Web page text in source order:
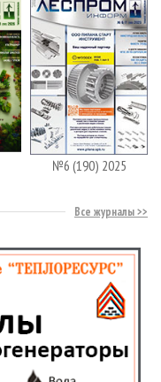
№6 (190) 2025
Все журналы